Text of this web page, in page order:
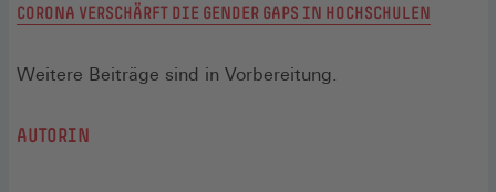
CORONA VERSCHÄRFT DIE GENDER GAPS IN HOCHSCHULEN
Weitere Beiträge sind in Vorbereitung.
AUTORIN